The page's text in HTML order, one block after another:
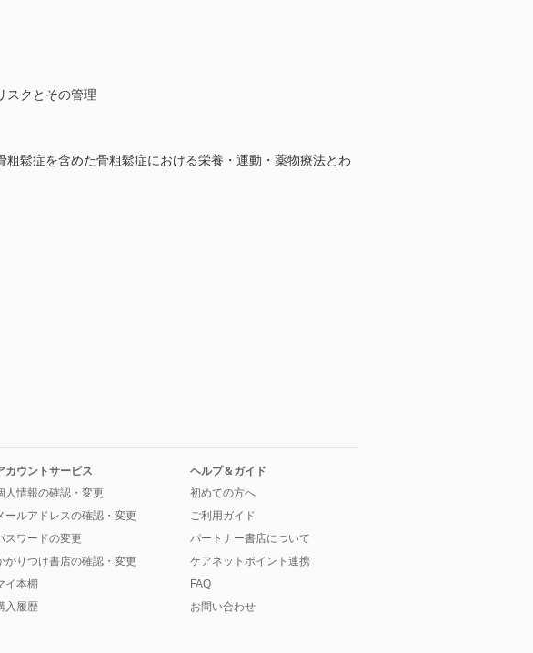
スクとその管理
鬆症を含めた骨粗鬆症における栄養・運動・薬物療法とわ
カウントサービス
人情報の確認・変更
ールアドレスの確認・変更
スワードの変更
かりつけ書店の確認・変更
イ本棚
入履歴
ヘルプ＆ガイド
初めての方へ
ご利用ガイド
パートナー書店について
ケアネットポイント連携
FAQ
お問い合わせ